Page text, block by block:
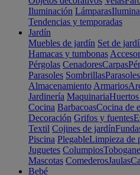
Iluminación Lámparas
Tendencias y temporadas
Jardín
Muebles de jardín Set de
Hamacas y tumbonas
Pérgolas CenadoresCarpas
Parasoles SombrillasParasoles
Almacenamiento Armarios
Jardinería Maquinaria
Cocina BarbacoasCocina de
Decoración Grifos y fuentes
Textil Cojines de jardín
Piscina PlegableLimpieza de
Juguetes Columpios
Mascotas ComederosJaulas
Bebé